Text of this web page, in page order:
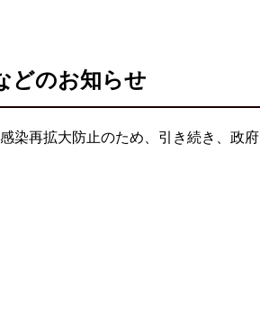
どのお知らせ
染再拡大防止のため、引き続き、政府